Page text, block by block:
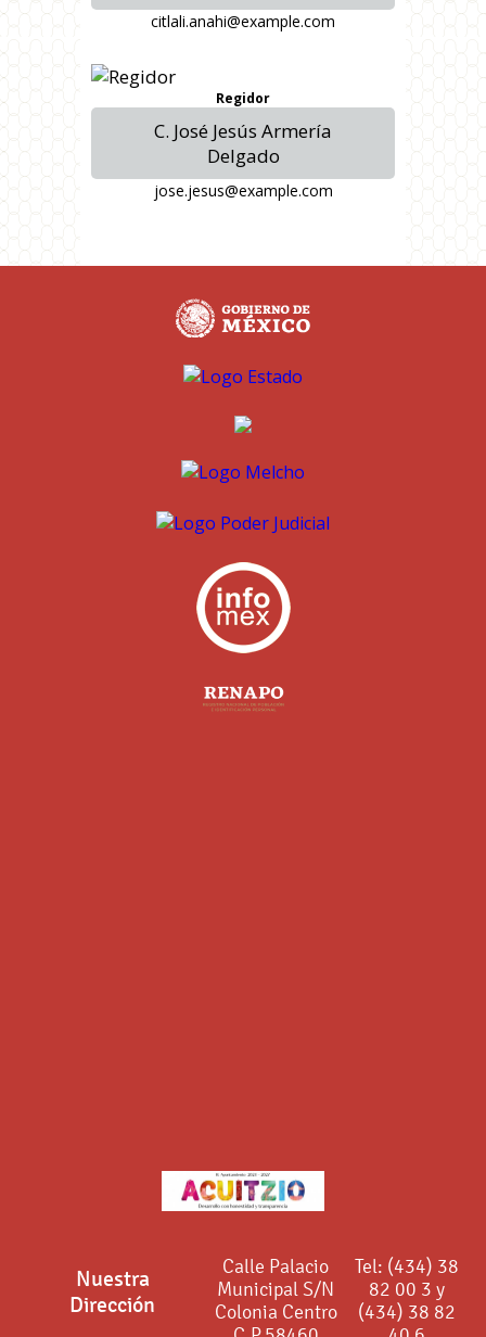
citlali.anahi@example.com
Regidor
C. José Jesús Armería
Delgado
jose.jesus@example.com
Nuestra
Dirección
Calle Palacio
Municipal S/N
Colonia Centro
Tel: (434) 38
82 00 3 y
(434) 38 82